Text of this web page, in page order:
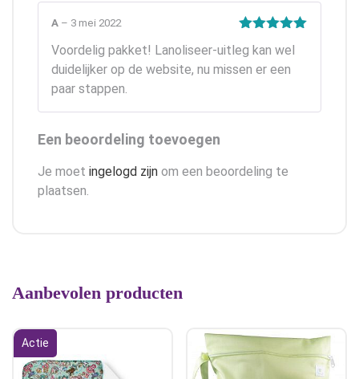
5uit 5
A – 3 mei 2022
Voordelig pakket! Lanoliseer-uitleg kan wel
duidelijker op de website, nu missen er een
paar stappen.
Een beoordeling toevoegen
Je moet ingelogd zijn om een beoordeling te
plaatsen.
Aanbevolen producten
Actie